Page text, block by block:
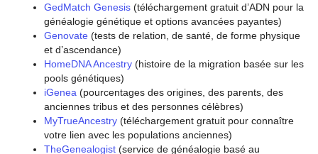
GedMatch Genesis (téléchargement gratuit d’ADN pour la
généalogie génétique et options avancées payantes)
Genovate (tests de relation, de santé, de forme physique
et d’ascendance)
HomeDNA Ancestry (histoire de la migration basée sur les
pools génétiques)
iGenea (pourcentages des origines, des parents, des
anciennes tribus et des personnes célèbres)
MyTrueAncestry (téléchargement gratuit pour connaître
votre lien avec les populations anciennes)
TheGenealogist (service de généalogie basé au